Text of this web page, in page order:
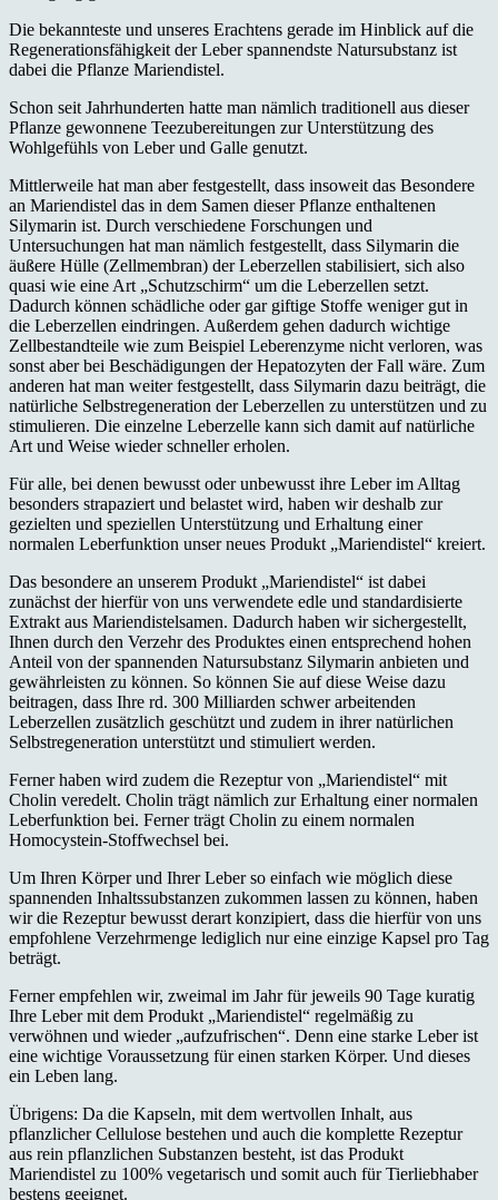
Die bekannteste und unseres Erachtens gerade im Hinblick auf die
Regenerationsfähigkeit der Leber spannendste Natursubstanz ist
dabei die Pflanze Mariendistel.
Schon seit Jahrhunderten hatte man nämlich traditionell aus dieser
Pflanze gewonnene Teezubereitungen zur Unterstützung des
Wohlgefühls von Leber und Galle genutzt.
Mittlerweile hat man aber festgestellt, dass insoweit das Besondere
an Mariendistel das in dem Samen dieser Pflanze enthaltenen
Silymarin ist. Durch verschiedene Forschungen und
Untersuchungen hat man nämlich festgestellt, dass Silymarin die
äußere Hülle (Zellmembran) der Leberzellen stabilisiert, sich also
quasi wie eine Art „Schutzschirm“ um die Leberzellen setzt.
Dadurch können schädliche oder gar giftige Stoffe weniger gut in
die Leberzellen eindringen. Außerdem gehen dadurch wichtige
Zellbestandteile wie zum Beispiel Leberenzyme nicht verloren, was
sonst aber bei Beschädigungen der Hepatozyten der Fall wäre. Zum
anderen hat man weiter festgestellt, dass Silymarin dazu beiträgt, die
natürliche Selbstregeneration der Leberzellen zu unterstützen und zu
stimulieren. Die einzelne Leberzelle kann sich damit auf natürliche
Art und Weise wieder schneller erholen.
Für alle, bei denen bewusst oder unbewusst ihre Leber im Alltag
besonders strapaziert und belastet wird, haben wir deshalb zur
gezielten und speziellen Unterstützung und Erhaltung einer
normalen Leberfunktion unser neues Produkt „Mariendistel“ kreiert.
Das besondere an unserem Produkt „Mariendistel“ ist dabei
zunächst der hierfür von uns verwendete edle und standardisierte
Extrakt aus Mariendistelsamen. Dadurch haben wir sichergestellt,
Ihnen durch den Verzehr des Produktes einen entsprechend hohen
Anteil von der spannenden Natursubstanz Silymarin anbieten und
gewährleisten zu können. So können Sie auf diese Weise dazu
beitragen, dass Ihre rd. 300 Milliarden schwer arbeitenden
Leberzellen zusätzlich geschützt und zudem in ihrer natürlichen
Selbstregeneration unterstützt und stimuliert werden.
Ferner haben wird zudem die Rezeptur von „Mariendistel“ mit
Cholin veredelt. Cholin trägt nämlich zur Erhaltung einer normalen
Leberfunktion bei. Ferner trägt Cholin zu einem normalen
Homocystein-Stoffwechsel bei.
Um Ihren Körper und Ihrer Leber so einfach wie möglich diese
spannenden Inhaltssubstanzen zukommen lassen zu können, haben
wir die Rezeptur bewusst derart konzipiert, dass die hierfür von uns
empfohlene Verzehrmenge lediglich nur eine einzige Kapsel pro Tag
beträgt.
Ferner empfehlen wir, zweimal im Jahr für jeweils 90 Tage kuratig
Ihre Leber mit dem Produkt „Mariendistel“ regelmäßig zu
verwöhnen und wieder „aufzufrischen“. Denn eine starke Leber ist
eine wichtige Voraussetzung für einen starken Körper. Und dieses
ein Leben lang.
Übrigens: Da die Kapseln, mit dem wertvollen Inhalt, aus
pflanzlicher Cellulose bestehen und auch die komplette Rezeptur
aus rein pflanzlichen Substanzen besteht, ist das Produkt
Mariendistel zu 100% vegetarisch und somit auch für Tierliebhaber
bestens geeignet.